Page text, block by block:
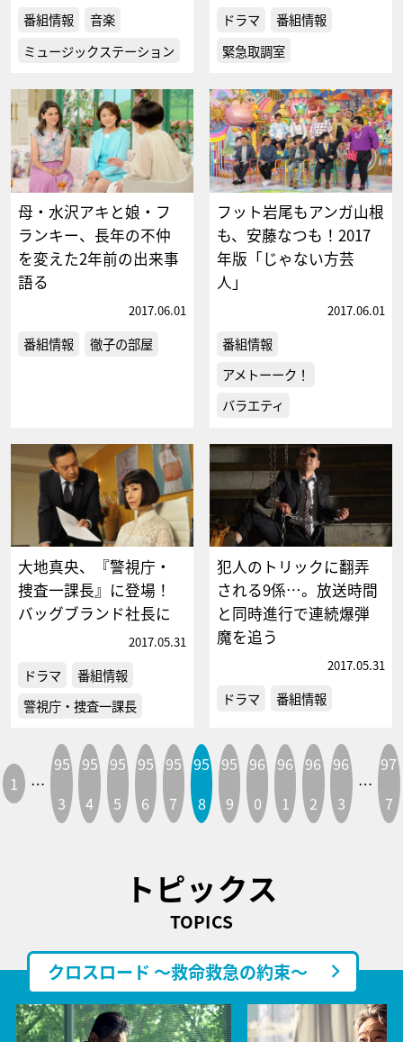
番組情報
音楽
ミュージックステーション
ドラマ
番組情報
緊急取調室
母・水沢アキと娘・フ
ランキー、長年の不仲
を変えた2年前の出来事
語る
2017.06.01
番組情報 徹子の部屋
フット岩尾もアンガ山根
も、安藤なつも！2017
年版「じゃない方芸
人」
2017.06.01
番組情報
アメトーーク！
バラエティ
大地真央、『警視庁・
捜査一課長』に登場！
バッグブランド社長に
2017.05.31
ドラマ
番組情報
警視庁・捜査一課長
犯人のトリックに翻弄
される9係…。放送時間
と同時進行で連続爆弾
魔を追う
2017.05.31
ドラマ 番組情報
1 …
95
3
95
4
95
5
95
6
95
7
95
8
95
9
96
0
96
1
96
2
96
3
…
97
7
トピックス
TOPICS
クロスロード ～救命救急の約束～